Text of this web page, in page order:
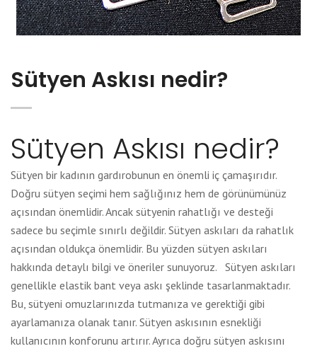
Sütyen Askısı nedir?
Sütyen Askısı nedir?
Sütyen bir kadının gardırobunun en önemli iç çamaşırıdır.
Doğru sütyen seçimi hem sağlığınız hem de görünümünüz
açısından önemlidir. Ancak sütyenin rahatlığı ve desteği
sadece bu seçimle sınırlı değildir. Sütyen askıları da rahatlık
açısından oldukça önemlidir. Bu yüzden sütyen askıları
hakkında detaylı bilgi ve öneriler sunuyoruz. Sütyen askıları
genellikle elastik bant veya askı şeklinde tasarlanmaktadır.
Bu, sütyeni omuzlarınızda tutmanıza ve gerektiği gibi
ayarlamanıza olanak tanır. Sütyen askısının esnekliği
kullanıcının konforunu artırır. Ayrıca doğru sütyen askısını